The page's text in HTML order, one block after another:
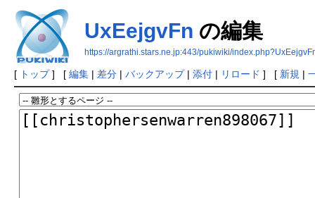
UxEejgvFn の編集
https://argrathi.stars.ne.jp:443/pukiwiki/
[ トップ] [ 編集| 差分| バックアップ| 添付| リロード ] [ 新規 |